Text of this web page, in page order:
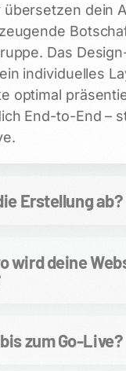
übersetzen dein
Das
individuelles
optimal
End-to-End –
Erstellung ab?
wird deine
zum Go-Live?